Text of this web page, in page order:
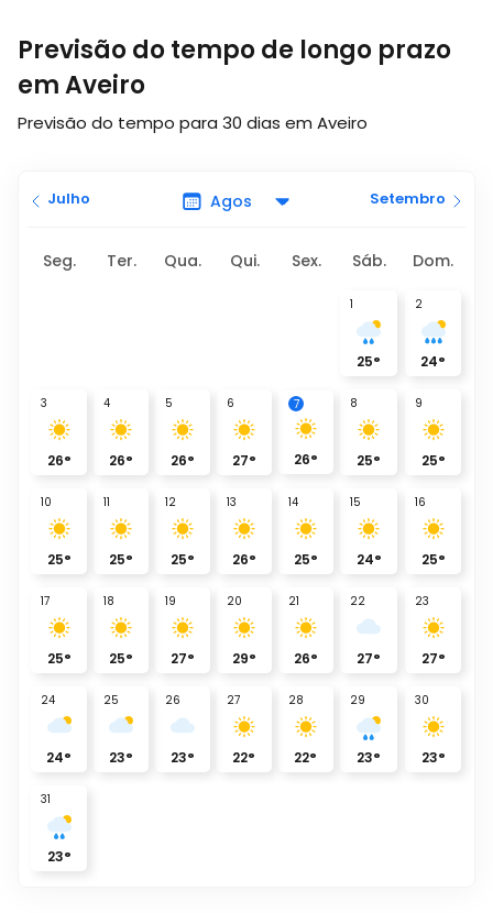
Previsão do tempo de longo prazo
em Aveiro
Previsão do tempo para 30 dias em Aveiro
Julho Setembro
Seg. Ter. Qua. Qui. Sex. Sáb. Dom.
1
25°
2
24°
3
26°
4
26°
5
26°
6
27°
7
26°
8
25°
9
25°
10
25°
11
25°
12
25°
13
26°
14
25°
15
24°
16
25°
17
25°
18
25°
19
27°
20
29°
21
26°
22
27°
23
27°
24
24°
25
23°
26
23°
27
22°
28
22°
29
23°
30
23°
31
23°